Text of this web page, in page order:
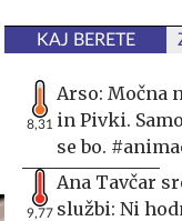
KAJ BERETE
8,31
Arso: Močna
in Pivki.
se bo.
9,77
Ana Tavčar
službi: Ni